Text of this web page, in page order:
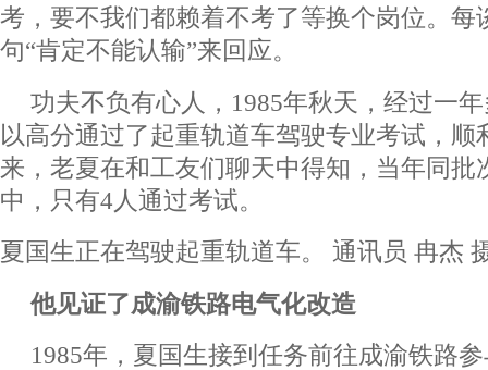
考，要不我们都赖着不考了等换个岗位。每
句“肯定不能认输”来回应。
功夫不负有心人，1985年秋天，经过一
以高分通过了起重轨道车驾驶专业考试，顺
来，老夏在和工友们聊天中得知，当年同批
中，只有4人通过考试。
夏国生正在驾驶起重轨道车。 通讯员 冉杰
他见证了成渝铁路电气化改造
1985年，夏国生接到任务前往成渝铁路